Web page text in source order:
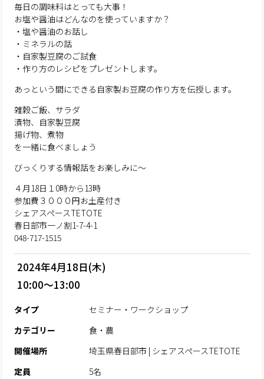
毎日の調味料はとっても大事！
お塩や醤油はどんなのを使っていますか？
・塩や醤油のお話し
・ミネラルの話
・自家製豆腐のご試食
・作り方のレシピをプレゼントします。
あっという間にできる自家製お豆腐の作り方を伝授します。
雑穀ご飯、サラダ
漬物、自家製豆腐
揚げ物、煮物
を一緒に食べましょう
びっくりする情報話をお楽しみに〜
４月18日１0時から13時
参加費３０００円お土産付き
シェアスペースTETOTE
春日部市一ノ割1-7-4-1
048-717-1515
2024年4月18日(木)
10:00～13:00
タイプ
セミナー・ワークショップ
カテゴリー
食・農
開催場所
埼玉県春日部市 | シェアスペースTETOTE
定員
5名